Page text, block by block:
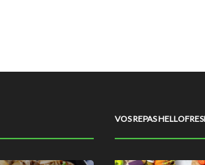
VOS REPAS